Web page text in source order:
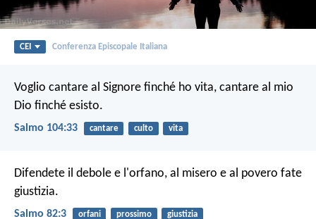
CEI Conferenza Episcopale Italiana
Voglio cantare al Signore finché ho vita, cantare al mio
Dio finché esisto.
Salmo 104:33 cantare culto vita
Difendete il debole e l'orfano, al misero e al povero fate
giustizia.
Salmo 82:3 orfani prossimo giustizia